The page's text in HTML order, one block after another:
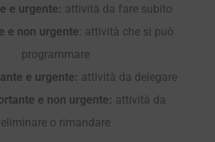
e urgente: attività da fare subito
e non urgente: attività che si può
programmare
e urgente: attività da delegare
e non urgente: attività da
eliminare o rimandare